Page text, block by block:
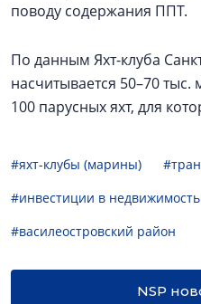
поводу содержания ППТ.
По данным Яхт-клуба
насчитывается 50–70
100 парусных яхт, для
#яхт-клубы (марины)
#инвестиции в недвижимость
#василеостровский район
NSP